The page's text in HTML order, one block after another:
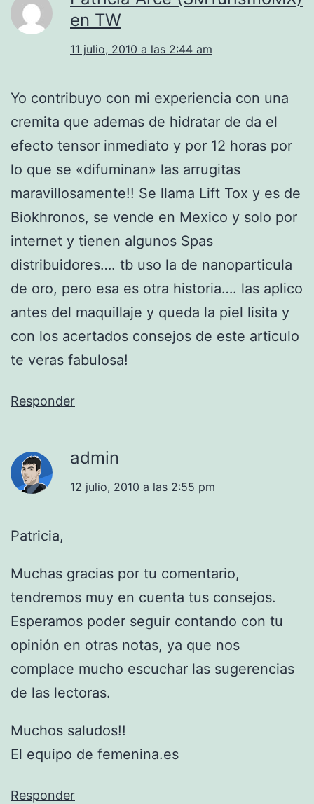
en TW
11 julio, 2010 a las 2:44 am
Yo contribuyo con mi experiencia con una
cremita que ademas de hidratar de da el
efecto tensor inmediato y por 12 horas por
lo que se «difuminan» las arrugitas
maravillosamente!! Se llama Lift Tox y es de
Biokhronos, se vende en Mexico y solo por
internet y tienen algunos Spas
distribuidores…. tb uso la de nanoparticula
de oro, pero esa es otra historia…. las aplico
antes del maquillaje y queda la piel lisita y
con los acertados consejos de este articulo
te veras fabulosa!
Responder
admin
12 julio, 2010 a las 2:55 pm
Patricia,
Muchas gracias por tu comentario,
tendremos muy en cuenta tus consejos.
Esperamos poder seguir contando con tu
opinión en otras notas, ya que nos
complace mucho escuchar las sugerencias
de las lectoras.
Muchos saludos!!
El equipo de femenina.es
Responder